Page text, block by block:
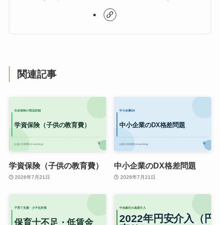
関連記事
学資保険（子供の教育費）
2026年7月21日
中小企業のDX格差問題
2026年7月21日